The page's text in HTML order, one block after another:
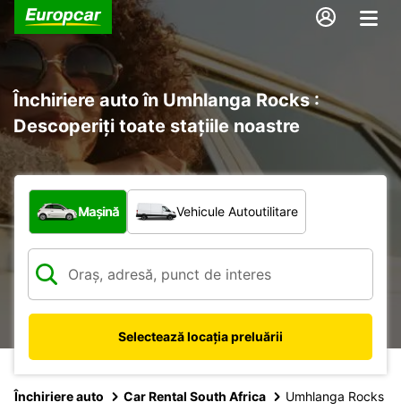
Închiriere auto în Umhlanga Rocks :
Descoperiți toate stațiile noastre
Ce tip de vehicul?
Mașină Vehicule Autoutilitare
Selectează locația preluării
Închiriere auto Car Rental South Africa Umhlanga Rocks